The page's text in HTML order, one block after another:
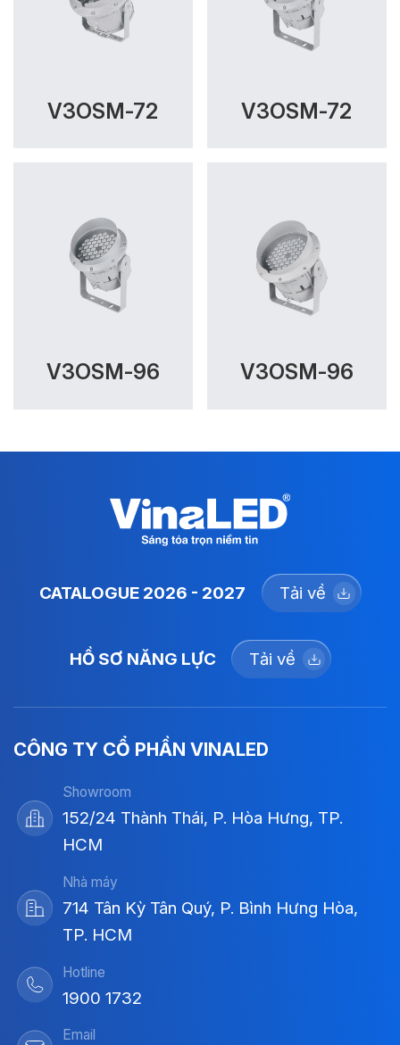
V3OSM-72 V3OSM-72
V3OSM-96 V3OSM-96
CATALOGUE 2026 - 2027 Tải về
HỒ SƠ NĂNG LỰC Tải về
CÔNG TY CỔ PHẦN VINALED
Showroom
152/24 Thành Thái, P. Hòa Hưng, TP.
HCM
Nhà máy
714 Tân Kỳ Tân Quý, P. Bình Hưng Hòa,
TP. HCM
Hotline
1900 1732
Email